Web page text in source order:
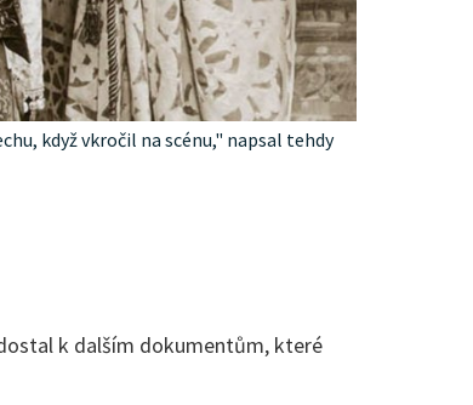
když vkročil na scénu," napsal tehdy
k dalším dokumentům, které